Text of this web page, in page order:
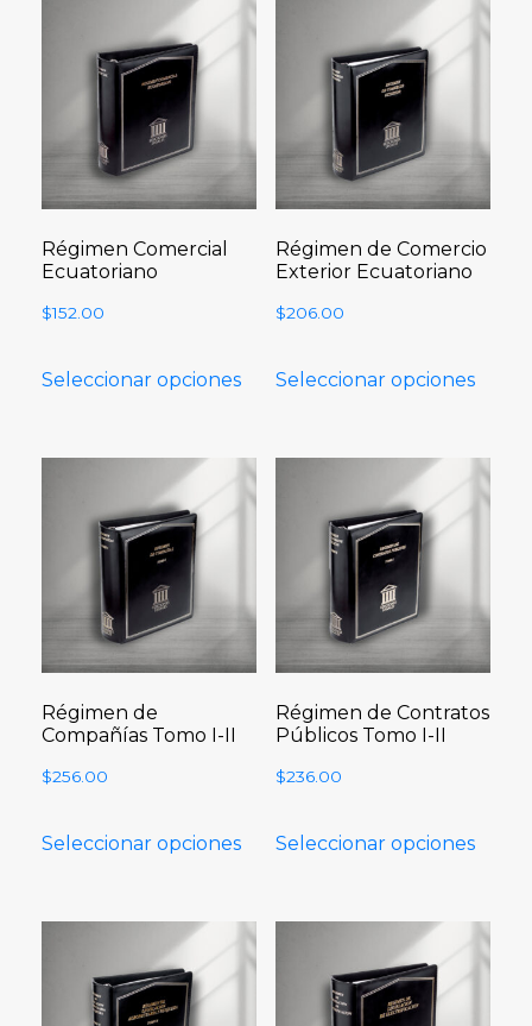
Régimen Comercial
Ecuatoriano
$152.00
Seleccionar opciones
Régimen de Comercio
Exterior Ecuatoriano
$206.00
Seleccionar opciones
Régimen de
Compañías Tomo I-II
$256.00
Seleccionar opciones
Régimen de Contratos
Públicos Tomo I-II
$236.00
Seleccionar opciones